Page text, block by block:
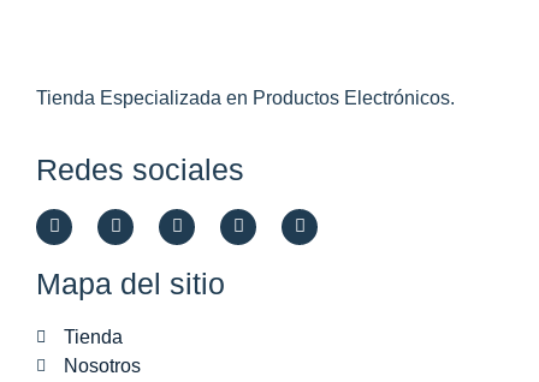
Tienda Especializada en Productos Electrónicos.
Redes sociales
Mapa del sitio
Tienda
Nosotros